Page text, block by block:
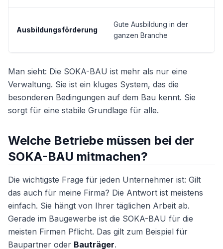
Ausbildungsförderung
Gute Ausbildung in der
ganzen Branche
Man sieht: Die SOKA-BAU ist mehr als nur eine
Verwaltung. Sie ist ein kluges System, das die
besonderen Bedingungen auf dem Bau kennt. Sie
sorgt für eine stabile Grundlage für alle.
Welche Betriebe müssen bei der
SOKA-BAU mitmachen?
Die wichtigste Frage für jeden Unternehmer ist: Gilt
das auch für meine Firma? Die Antwort ist meistens
einfach. Sie hängt von Ihrer täglichen Arbeit ab.
Gerade im Baugewerbe ist die SOKA-BAU für die
meisten Firmen Pflicht. Das gilt zum Beispiel für
Baupartner oder Bauträger.